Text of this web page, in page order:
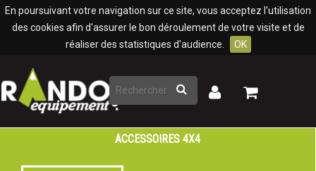
En poursuivant votre navigation sur ce site, vous acceptez l'utilisation
des cookies afin d'assurer le bon déroulement de votre visite et de
réaliser des statistiques d'audience.
OK
Rechercher
Mon
Mon
ACCESSOIRES 4X4
Panneau de gestion des cookies